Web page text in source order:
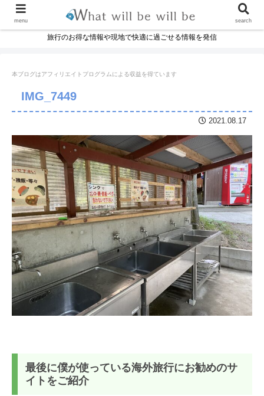
旅行のお得な情報や現地で快適に過ごせる情報を発信
本ブログはアフィリエイトプログラムによる収益を得ています
IMG_7449
2021.08.17
最後に僕が使っている海外旅行にお勧めのサ
イトをご紹介
menu search